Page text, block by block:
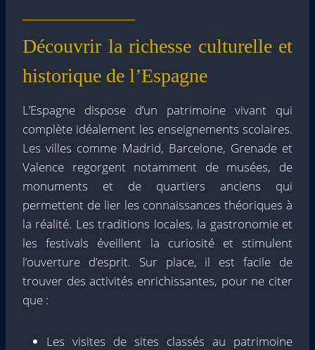
Découvrir la richesse culturelle et
historique de l’Espagne
L’Espagne dispose d’un patrimoine vivant qui
complète idéalement les enseignements scolaires.
Les villes comme Madrid, Barcelone, Grenade et
Valence regorgent notamment de musées, de
monuments et de quartiers anciens qui
permettent de lier les connaissances théoriques à
la réalité. Les traditions locales, la gastronomie et
les festivals éveillent la curiosité et stimulent
l’ouverture d’esprit. Sur place, il est facile de
trouver des activités enrichissantes, pour ne citer
que :
Les visites de sites classés au patrimoine